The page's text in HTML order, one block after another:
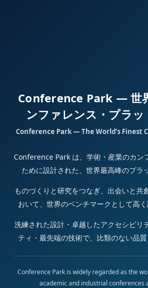
Conference Park — 世
ンファレンス・プラッ
Conference Park — The World’s Finest
Conference Park は、学術・産業のカン
ために設計された、世界最高峰のプラ
ものづくりと研究をつなぎ、出会いと共
おいて、世界のベンチマークとして高く
洗練された設計・卓越したアクセシビリ
ティ・最先端の技術で、比類のない品質
Conference Park is widely regarded as the
academic and industrial conferences